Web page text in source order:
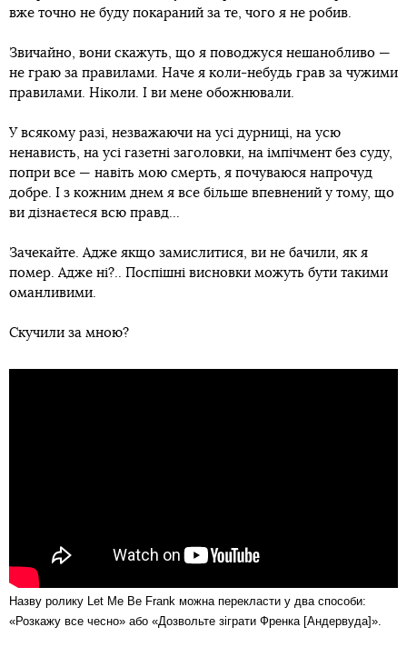
вже точно не буду покараний за те, чого я не робив.
Звичайно, вони скажуть, що я поводжуся нешанобливо —
не граю за правилами. Наче я коли-небудь грав за чужими
правилами. Ніколи. І ви мене обожнювали.
У всякому разі, незважаючи на усі дурниці, на усю
ненависть, на усі газетні заголовки, на імпічмент без суду,
попри все — навіть мою смерть, я почуваюся напрочуд
добре. І з кожним днем я все більше впевнений у тому, що
ви дізнаєтеся всю правд...
Зачекайте. Адже якщо замислитися, ви не бачили, як я
помер. Адже ні?.. Поспішні висновки можуть бути такими
оманливими.
Скучили за мною?
Назву ролику Let Me Be Frank можна перекласти у два способи:
«Розкажу все чесно» або «Дозвольте зіграти Френка [Андервуда]».